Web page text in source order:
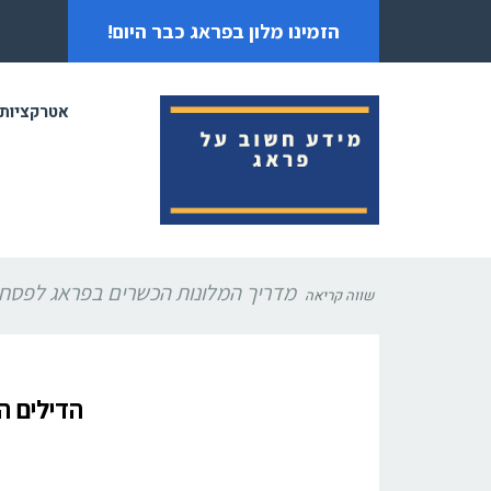
הזמינו מלון בפראג כבר היום!
שווה קריאה מדריך המלונות הכשרים בפראג לפסח
הדילים